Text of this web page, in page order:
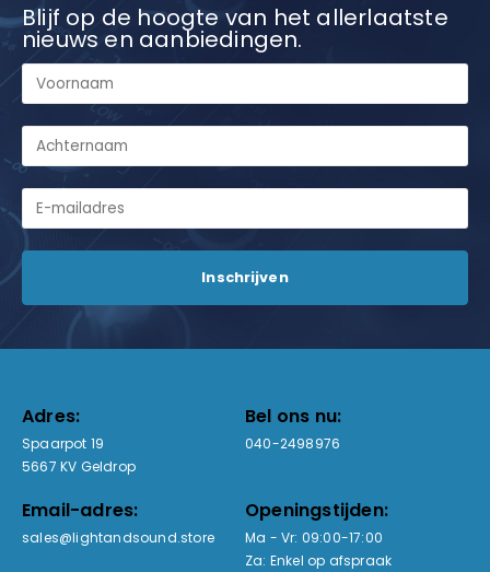
Blijf op de hoogte van het allerlaatste
nieuws en aanbiedingen.
Adres:
Spaarpot 19
5667 KV Geldrop
Bel ons nu:
040-2498976
Email-adres:
sales@lightandsound.store
Openingstijden:
Ma - Vr: 09:00-17:00
Za: Enkel op afspraak